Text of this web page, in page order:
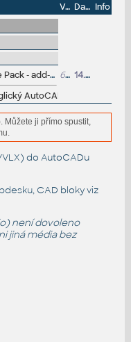
Velikost Datum Info
AutoCAD 2013 Czech Language Pack - add-on installation for EN/DE/FR version of AutoCAD 2013 64-bit (standalone or Suite)
AutoCAD 2013 64-bit
60MB 14.4.2012
Můžete ji přímo spustit,
do AutoCADu
, CAD bloky viz
není dovoleno
jiná média bez